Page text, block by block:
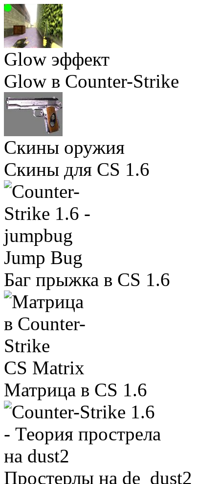
Glow эффект
Glow в Counter-Strike
Скины оружия
Скины для CS 1.6
Jump Bug
Баг прыжка в CS 1.6
CS Matrix
Матрица в CS 1.6
Простерлы на de_dust2